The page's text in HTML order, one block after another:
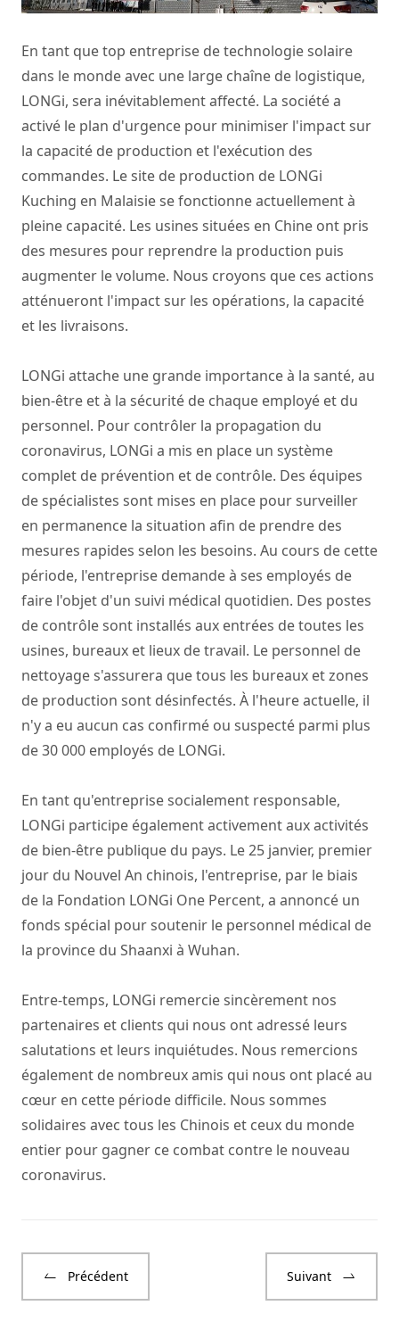
En tant que top entreprise de technologie solaire
dans le monde avec une large chaîne de logistique,
LONGi, sera inévitablement affecté. La société a
activé le plan d'urgence pour minimiser l'impact sur
la capacité de production et l'exécution des
commandes. Le site de production de LONGi
Kuching en Malaisie se fonctionne actuellement à
pleine capacité. Les usines situées en Chine ont pris
des mesures pour reprendre la production puis
augmenter le volume. Nous croyons que ces actions
atténueront l'impact sur les opérations, la capacité
et les livraisons.
LONGi attache une grande importance à la santé, au
bien-être et à la sécurité de chaque employé et du
personnel. Pour contrôler la propagation du
coronavirus, LONGi a mis en place un système
complet de prévention et de contrôle. Des équipes
de spécialistes sont mises en place pour surveiller
en permanence la situation afin de prendre des
mesures rapides selon les besoins. Au cours de cette
période, l'entreprise demande à ses employés de
faire l'objet d'un suivi médical quotidien. Des postes
de contrôle sont installés aux entrées de toutes les
usines, bureaux et lieux de travail. Le personnel de
nettoyage s'assurera que tous les bureaux et zones
de production sont désinfectés. À l'heure actuelle, il
n'y a eu aucun cas confirmé ou suspecté parmi plus
de 30 000 employés de LONGi.
En tant qu'entreprise socialement responsable,
LONGi participe également activement aux activités
de bien-être publique du pays. Le 25 janvier, premier
jour du Nouvel An chinois, l'entreprise, par le biais
de la Fondation LONGi One Percent, a annoncé un
fonds spécial pour soutenir le personnel médical de
la province du Shaanxi à Wuhan.
Entre-temps, LONGi remercie sincèrement nos
partenaires et clients qui nous ont adressé leurs
salutations et leurs inquiétudes. Nous remercions
également de nombreux amis qui nous ont placé au
cœur en cette période difficile. Nous sommes
solidaires avec tous les Chinois et ceux du monde
entier pour gagner ce combat contre le nouveau
coronavirus.
Précédent Suivant